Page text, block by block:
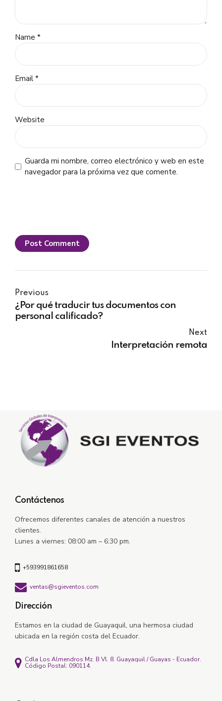
Name *
Email *
Website
Guarda mi nombre, correo electrónico y web en este
navegador para la próxima vez que comente.
Post Comment
Previous
¿Por qué traducir tus documentos con
personal calificado?
Next
Interpretación remota
Contáctenos
Ofrecemos diferentes canales de atención a nuestros
clientes.
Lunes a viernes: 08:00 am – 6:30 pm.
+593991861658
ventas@sgieventos.com
Dirección
Estamos en la ciudad de Guayaquil, una hermosa ciudad
ubicada en la región costa del Ecuador.
Cdla Los Almendros Mz. B Vl. 8. Guayaquil / Guayas - Ecuador.
Código Postal: 090114.